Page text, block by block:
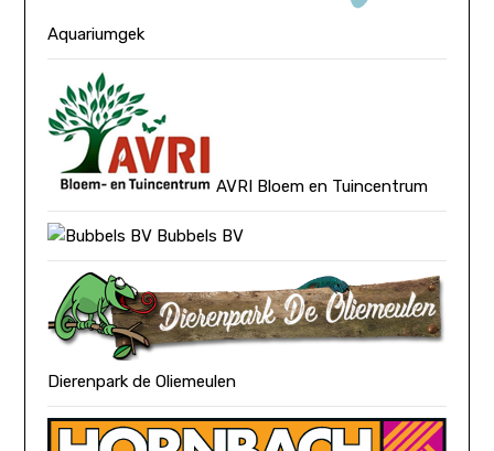
Aquariumgek
AVRI Bloem en Tuincentrum
Bubbels BV
Dierenpark de Oliemeulen